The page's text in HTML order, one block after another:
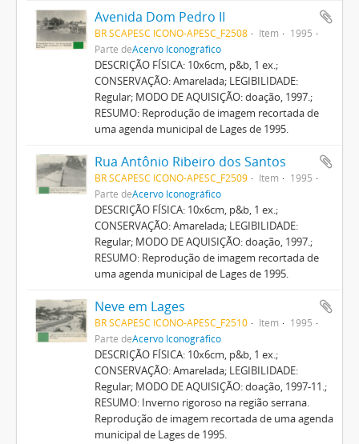
Avenida Dom Pedro II
BR SCAPESC ICONO-APESC_F2508 Item
1995
Parte deAcervo Iconográfico
DESCRIÇÃO FÍSICA: 10x6cm, p&b, 1 ex.;
CONSERVAÇÃO: Amarelada; LEGIBILIDADE:
Regular; MODO DE AQUISIÇÃO: doação, 1997.;
RESUMO: Reprodução de imagem recortada de
uma agenda municipal de Lages de 1995.
Rua Antônio Ribeiro dos Santos
BR SCAPESC ICONO-APESC_F2509 Item
1995
Parte deAcervo Iconográfico
DESCRIÇÃO FÍSICA: 10x6cm, p&b, 1 ex.;
CONSERVAÇÃO: Amarelada; LEGIBILIDADE:
Regular; MODO DE AQUISIÇÃO: doação, 1997.;
RESUMO: Reprodução de imagem recortada de
uma agenda municipal de Lages de 1995.
Neve em Lages
BR SCAPESC ICONO-APESC_F2510 Item
1995
Parte deAcervo Iconográfico
DESCRIÇÃO FÍSICA: 10x6cm, p&b, 1 ex.;
CONSERVAÇÃO: Amarelada; LEGIBILIDADE:
Regular; MODO DE AQUISIÇÃO: doação, 1997-11.;
RESUMO: Inverno rigoroso na região serrana.
Reprodução de imagem recortada de uma agenda
municipal de Lages de 1995.